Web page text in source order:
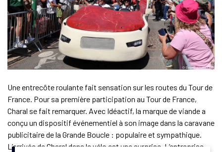
Une entrecôte roulante fait sensation sur les routes du Tour de
France. Pour sa première participation au Tour de France,
Charal se fait remarquer. Avec Idéactif, la marque de viande a
conçu un dispositif événementiel à son image dans la caravane
publicitaire de la Grande Boucle : populaire et sympathique.
L’arrivée de Charal dans le vélo est une surprise. L’entreprise